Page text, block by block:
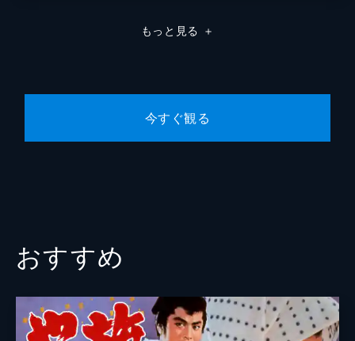
もっと見る ＋
今すぐ観る
おすすめ